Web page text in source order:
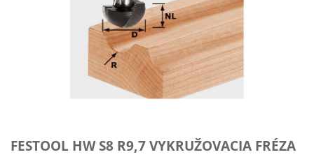
FESTOOL HW S8 R9,7 VYKRUŽOVACIA FRÉZA